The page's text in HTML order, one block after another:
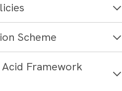
Scheme
Framework